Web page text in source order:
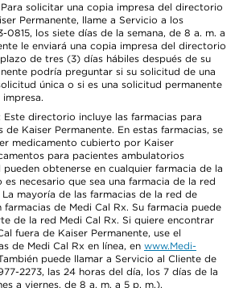
solicitar una copia impresa del directorio
Permanente, llame a Servicio a los
0815, los siete días de la semana, de 8 a. m. a
le enviará una copia impresa del directorio
de tres (3) días hábiles después de su
podría preguntar si su solicitud de una
única o si es una solicitud permanente
Este directorio incluye las farmacias para
Kaiser Permanente. En estas farmacias, se
medicamento cubierto por Kaiser
para pacientes ambulatorios
obtenerse en cualquier farmacia de la
es necesario que sea una farmacia de la red
mayoría de las farmacias de la red de
farmacias de Medi Cal Rx. Su farmacia puede
de la red Medi Cal Rx. Si quiere encontrar
fuera de Kaiser Permanente, use el
de Medi Cal Rx en línea, en www.Medi-
puede llamar a Servicio al Cliente de
2273, las 24 horas del día, los 7 días de la
a viernes, de 8 a. m. a 5 p. m.).